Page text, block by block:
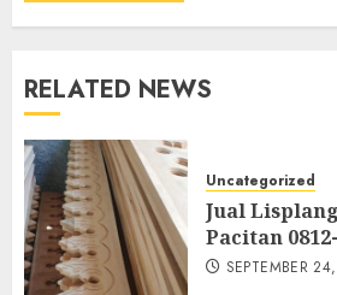
RELATED NEWS
Uncategorized
Jual
Pacitan
SEPTEMBER